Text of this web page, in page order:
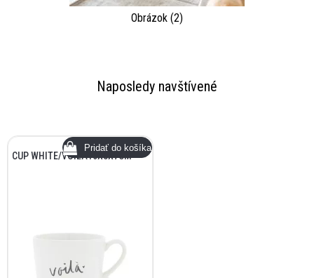
Obrázok (2)
Naposledy navštívené
CUP WHITE/VOILA10X8X7CM